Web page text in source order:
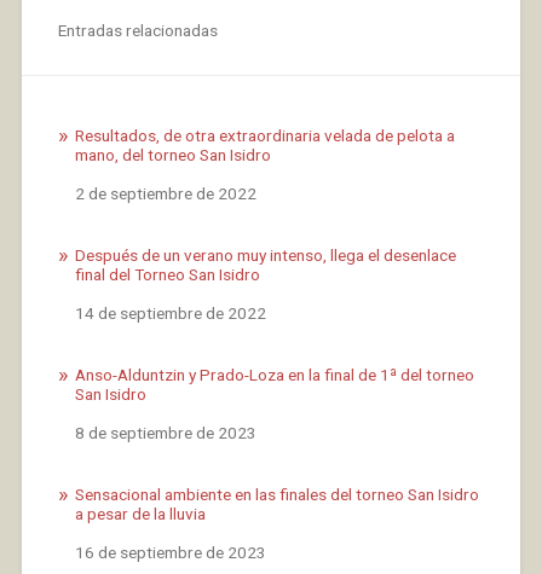
Entradas relacionadas
Resultados, de otra extraordinaria velada de pelota a
mano, del torneo San Isidro
Fecha
2 de septiembre de 2022
Después de un verano muy intenso, llega el desenlace
final del Torneo San Isidro
Fecha
14 de septiembre de 2022
Anso-Alduntzin y Prado-Loza en la final de 1ª del torneo
San Isidro
Fecha
8 de septiembre de 2023
Sensacional ambiente en las finales del torneo San Isidro
a pesar de la lluvia
Fecha
16 de septiembre de 2023